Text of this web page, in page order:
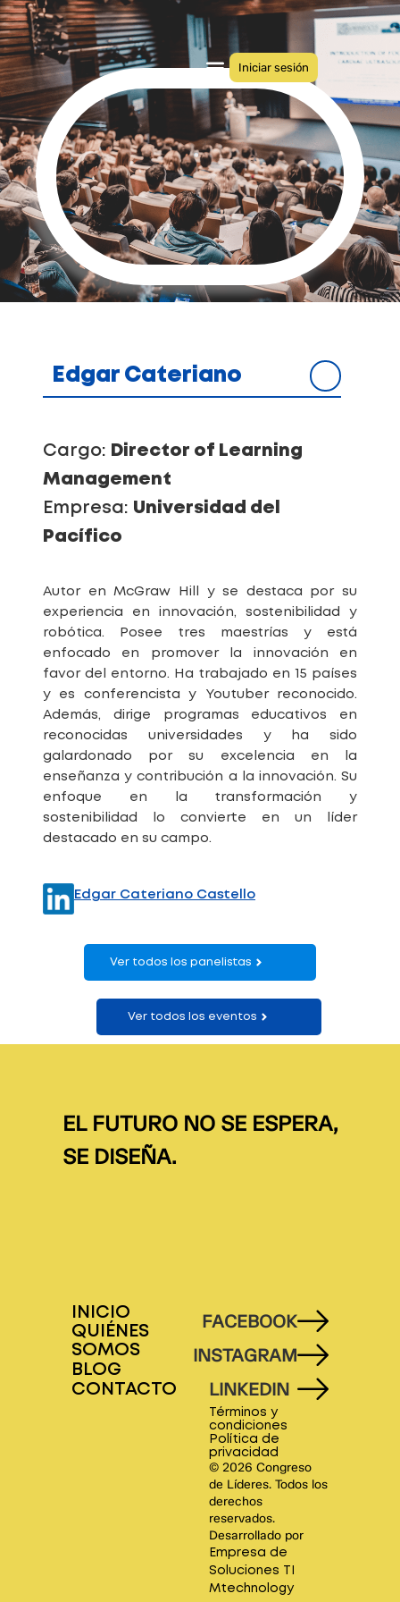
Iniciar sesión
Edgar Cateriano
Cargo: Director of Learning
Management
Empresa: Universidad del
Pacífico
Autor en McGraw Hill y se destaca por su
experiencia en innovación, sostenibilidad y
robótica. Posee tres maestrías y está
enfocado en promover la innovación en
favor del entorno. Ha trabajado en 15 países
y es conferencista y Youtuber reconocido.
Además, dirige programas educativos en
reconocidas universidades y ha sido
galardonado por su excelencia en la
enseñanza y contribución a la innovación. Su
enfoque en la transformación y
sostenibilidad lo convierte en un líder
destacado en su campo.
Edgar Cateriano Castello
Ver todos los panelistas
Ver todos los eventos
EL FUTURO NO SE ESPERA,
SE DISEÑA.
INICIO
QUIÉNES
SOMOS
BLOG
CONTACTO
FACEBOOK
INSTAGRAM
LINKEDIN
Términos y
condiciones
Política de
privacidad
© 2026 Congreso
de Líderes. Todos los
derechos
reservados.
Desarrollado por
Empresa de
Soluciones TI
Mtechnology